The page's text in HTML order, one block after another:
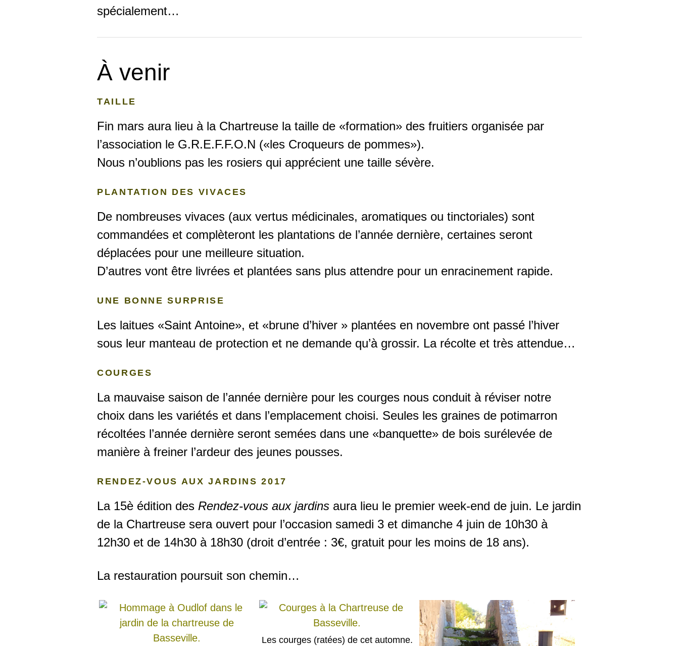
spécialement…
À venir
TAILLE
Fin mars aura lieu à la Chartreuse la taille de «formation» des fruitiers organisée par
l’association le G.R.E.F.F.O.N («les Croqueurs de pommes»).
Nous n’oublions pas les rosiers qui apprécient une taille sévère.
PLANTATION DES VIVACES
De nombreuses vivaces (aux vertus médicinales, aromatiques ou tinctoriales) sont
commandées et complèteront les plantations de l’année dernière, certaines seront
déplacées pour une meilleure situation.
D’autres vont être livrées et plantées sans plus attendre pour un enracinement rapide.
UNE BONNE SURPRISE
Les laitues «Saint Antoine», et «brune d’hiver » plantées en novembre ont passé l’hiver
sous leur manteau de protection et ne demande qu’à grossir. La récolte et très attendue…
COURGES
La mauvaise saison de l’année dernière pour les courges nous conduit à réviser notre
choix dans les variétés et dans l’emplacement choisi. Seules les graines de potimarron
récoltées l’année dernière seront semées dans une «banquette» de bois surélevée de
manière à freiner l’ardeur des jeunes pousses.
RENDEZ-VOUS AUX JARDINS 2017
La 15è édition des Rendez-vous aux jardins aura lieu le premier week-end de juin. Le jardin
de la Chartreuse sera ouvert pour l’occasion samedi 3 et dimanche 4 juin de 10h30 à
12h30 et de 14h30 à 18h30 (droit d’entrée : 3€, gratuit pour les moins de 18 ans).
La restauration poursuit son chemin…
Les courges (ratées) de cet automne.